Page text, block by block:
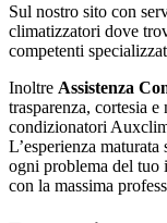
Sul nostro sito con
climatizzatori dove
competenti
Inoltre Assistenza
trasparenza, cortesia
condizionatori
L’esperienza
ogni problema del
con la massima